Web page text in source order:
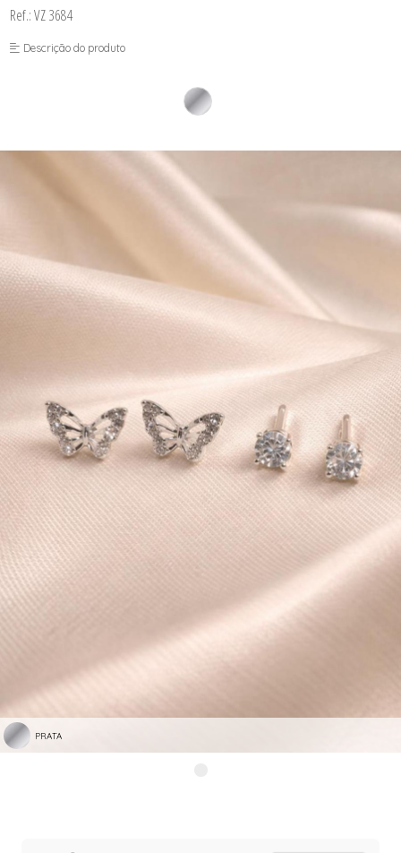
Ref.: VZ 3684
Descrição do produto
PRATA